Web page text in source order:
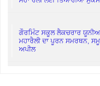
ਗੌਰਮਿੰਟ ਸਕੂਲ ਲੈਕਚਰਾਰ
ਮਹਾਰੈਲੀ ਦਾ ਪੂਰਨ ਸਮਰਥਨ,
ਅਪੀਲ